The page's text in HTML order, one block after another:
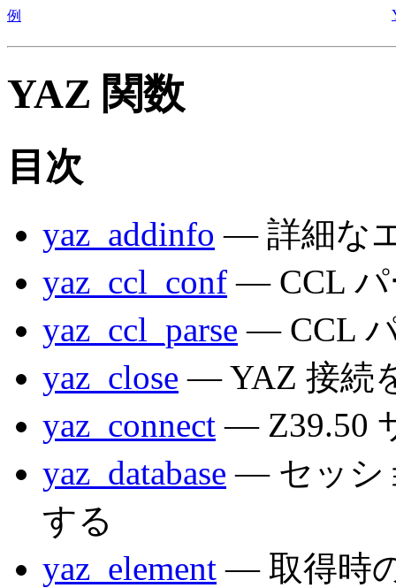
例
YAZ 関数
目次
yaz_addinfo — 詳細な
yaz_ccl_conf — CCL パ
yaz_ccl_parse — CCL
yaz_close — YAZ 接続
yaz_connect — Z39.50
yaz_database — セッシ
する
yaz_element — 取得時